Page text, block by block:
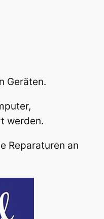
Geräten.
werden.
Reparaturen an